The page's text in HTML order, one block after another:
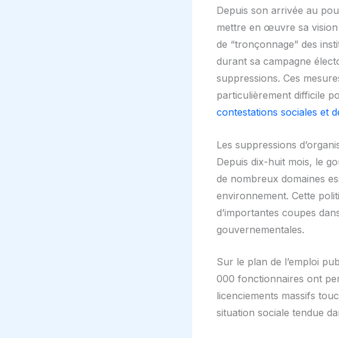
Depuis son arrivée au
mettre en œuvre sa vision
de “tronçonnage” des
durant sa campagne
suppressions. Ces
particulièrement difficile
contestations sociales et
Les suppressions
Depuis dix-huit mois, le
de nombreux domaines
environnement. Cette
d’importantes coupes
gouvernementales.
Sur le plan de l’emploi
000 fonctionnaires ont
licenciements massifs
situation sociale tendue